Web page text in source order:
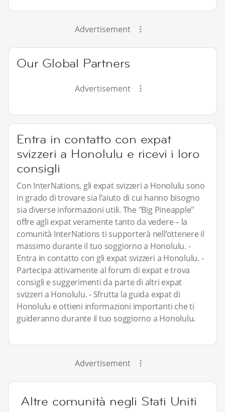
Advertisement
Our Global Partners
Advertisement
Entra in contatto con expat
svizzeri a Honolulu e ricevi i loro
consigli
Con InterNations, gli expat svizzeri a Honolulu sono
in grado di trovare sia l’aiuto di cui hanno bisogno
sia diverse informazioni utili. The "Big Pineapple"
offre agli expat veramente tanto da vedere – la
comunità InterNations ti supporterà nell’ottenere il
massimo durante il tuo soggiorno a Honolulu. -
Entra in contatto con gli expat svizzeri a Honolulu. -
Partecipa attivamente al forum di expat e trova
consigli e suggerimenti da parte di altri expat
svizzeri a Honolulu. - Sfrutta la guida expat di
Honolulu e ottieni informazioni importanti che ti
guideranno durante il tuo soggiorno a Honolulu.
Advertisement
Altre comunità negli Stati Uniti